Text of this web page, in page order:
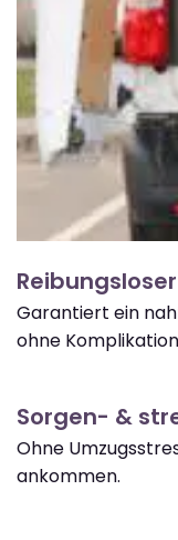
Garantiert ein
ohne
Sorgen- &
Ohne
ankommen.